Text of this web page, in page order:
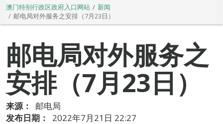
澳门特别行政区政府入口网站
新闻
邮电局对外服务之安排（7月23日）
邮电局对外服务之
安排（7月23日）
来源：
邮电局
发布日期：
2022年7月21日 22:27